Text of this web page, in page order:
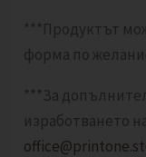
***Продуктът
форма по
***За
изработването